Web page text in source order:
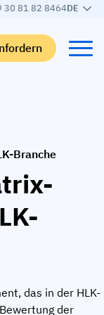
30 81 82 8464DE
Branche
das in der HLK-
der